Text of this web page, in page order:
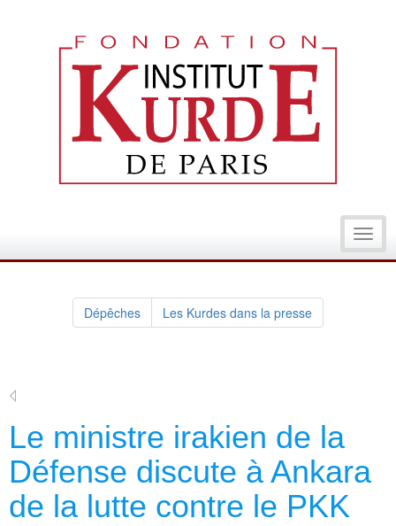
Dépêches Les Kurdes dans la presse
Le ministre irakien de la
Défense discute à Ankara
de la lutte contre le PKK